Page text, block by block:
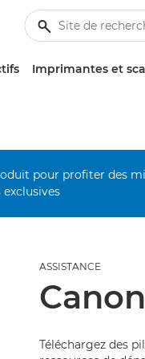
Imprimantes et
pour profiter des
ASSISTANCE
Canon
Téléchargez des